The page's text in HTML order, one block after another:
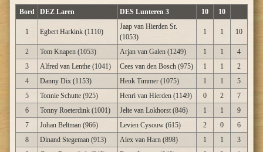
Bord DEZ Laren DES Lunteren 3 10 10
1 Egbert Harkink (1110)
Jaap van Hierden Sr.
(1053)
1 1 10
2 Tom Knapen (1053) Arjan van Galen (1249) 1 1
4
3
Alfred van Lenthe (1041) Cees van den Bosch (975) 1 1
2
4
Danny Dix (1153) Henk Timmer (1075) 1 1
5
5
Tonnie Schutte (925) Henri van Hierden (1149) 0 2
7
6
Tonny Roeterdink (1001) Jelte van Lokhorst (846) 1 1
9
7
Johan Beltman (966) Levien Cysouw (615) 2 0
6
8
Dinand Stegeman (913) Alex van Harn (898) 1 1
3